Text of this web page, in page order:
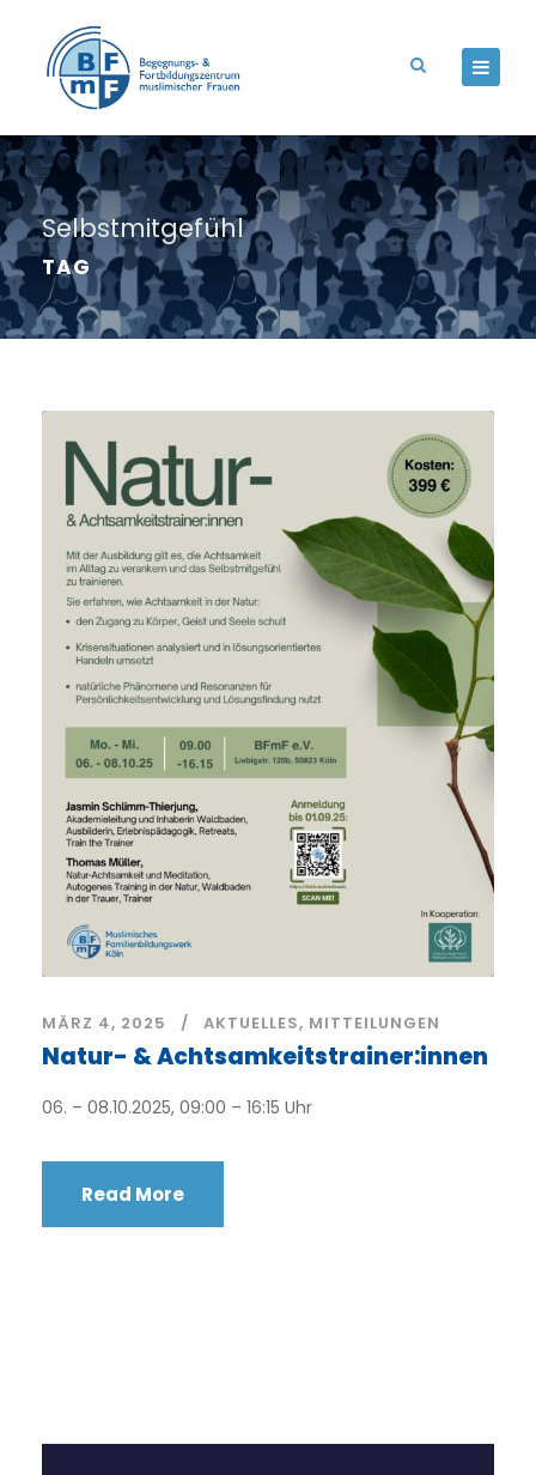
Selbstmitgefühl
TAG
MÄRZ 4, 2025 AKTUELLES, MITTEILUNGEN
Natur- & Achtsamkeitstrainer:innen
06. – 08.10.2025, 09:00 – 16:15 Uhr
Read More